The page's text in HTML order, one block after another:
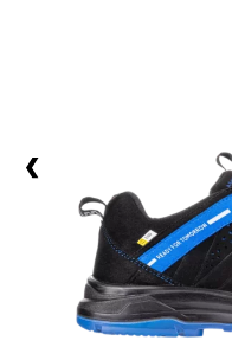
Calzado informal
Táctico